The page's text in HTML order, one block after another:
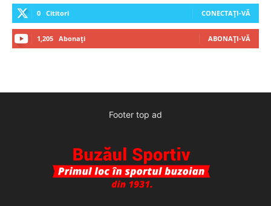
0 Cititori CONECTAȚI-VĂ
1,205 Abonați ABONAȚI-VĂ
Footer top ad